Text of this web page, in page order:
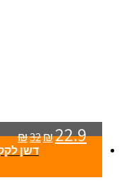
₪32₪22.9
דשן